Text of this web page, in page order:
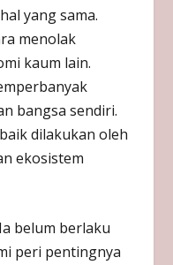
yang sama.
menolak
kaum lain.
bangsa sendiri.
dilakukan oleh
ekosistem
belum berlaku
peri pentingnya